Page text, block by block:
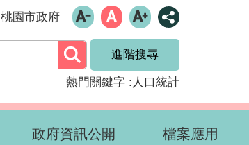
桃園市政府
進階搜尋
熱門關鍵字 人口統計
政府資訊公開 檔案應用